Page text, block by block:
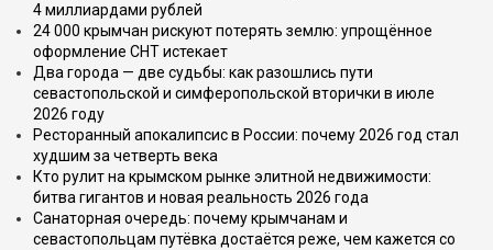
4 миллиардами рублей
24 000 крымчан рискуют потерять землю: упрощённое
оформление СНТ истекает
Два города — две судьбы: как разошлись пути
севастопольской и симферопольской вторички в июле
2026 году
Ресторанный апокалипсис в России: почему 2026 год стал
худшим за четверть века
Кто рулит на крымском рынке элитной недвижимости:
битва гигантов и новая реальность 2026 года
Санаторная очередь: почему крымчанам и
севастопольцам путёвка достаётся реже, чем кажется со